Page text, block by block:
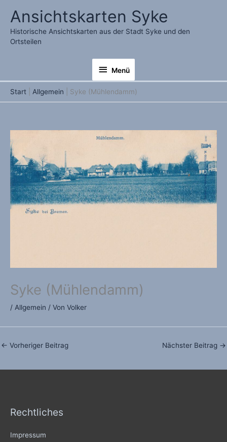
Inhalt
springen
Ansichtskarten Syke
Historische Ansichtskarten aus der Stadt Syke und den
Ortsteilen
Menü
Menü
Start Allgemein Syke (Mühlendamm)
Syke (Mühlendamm)
/ Allgemein / Von Volker
← Vorheriger Beitrag Nächster Beitrag →
Rechtliches
Impressum